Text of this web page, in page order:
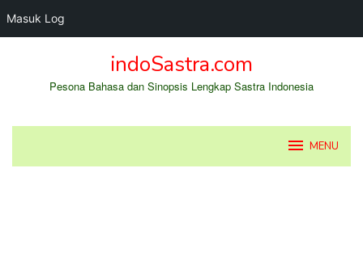
Masuk Log
indoSastra.com
Pesona Bahasa dan Sinopsis Lengkap Sastra Indonesia
MENU